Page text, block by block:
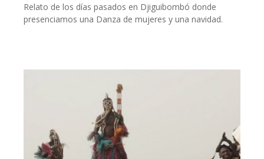
Relato de los días pasados en Djiguibombó donde
presenciamos una Danza de mujeres y una navidad.